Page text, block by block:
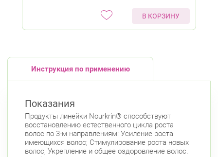
В КОРЗИНУ
Инструкция по применению
Показания
Продукты линейки Nourkrin® способствуют
восстановлению естественного цикла роста
волос по 3-м направлениям: Усиление роста
имеющихся волос; Стимулирование роста новых
волос; Укрепление и общее оздоровление волос.